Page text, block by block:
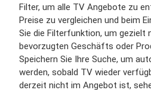
Filter, um alle TV Angebote zu
Preise zu vergleichen und beim
Sie die Filterfunktion, um gezielt
bevorzugten Geschäfts oder
Speichern Sie Ihre Suche, um
werden, sobald TV wieder
derzeit nicht im Angebot ist,